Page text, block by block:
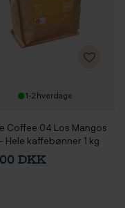
1-2 hverdage
Coffee 04 Los Mangos
Hele kaffebønner 1 kg
DKK